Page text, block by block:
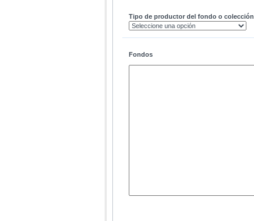
Tipo de productor del fondo o colección
Fondos